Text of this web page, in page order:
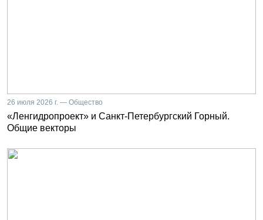
26 июля 2026 г. — Общество
«Ленгидропроект» и Санкт-Петербургский Горный.
Общие векторы